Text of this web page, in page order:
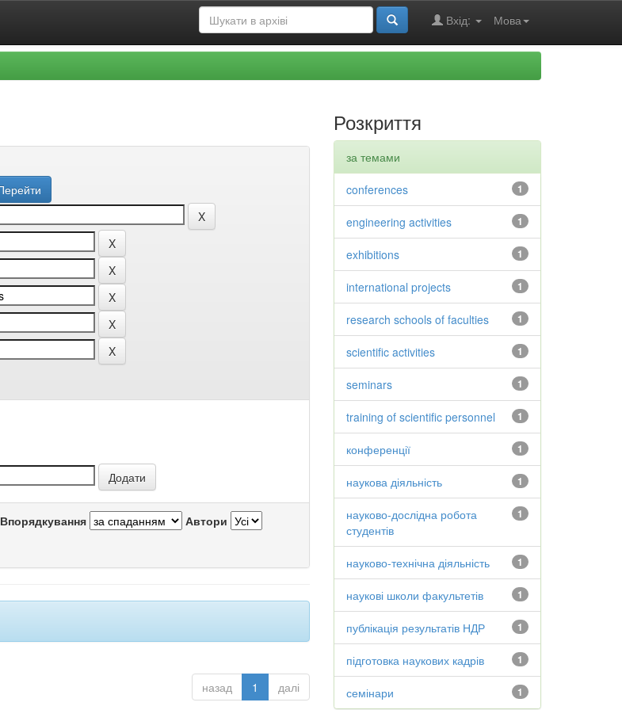
Мова
Вхід:
Впорядкування Автори
назад 1 далі
Розкриття
за темами
1
conferences
1
engineering activities
1
exhibitions
1
international projects
1
research schools of faculties
1
scientific activities
1
seminars
1
training of scientific personnel
1
конференції
1
наукова діяльність
1
науково-дослідна робота
студентів
1
науково-технічна діяльність
1
наукові школи факультетів
1
публікація результатів НДР
1
підготовка наукових кадрів
1
семінари